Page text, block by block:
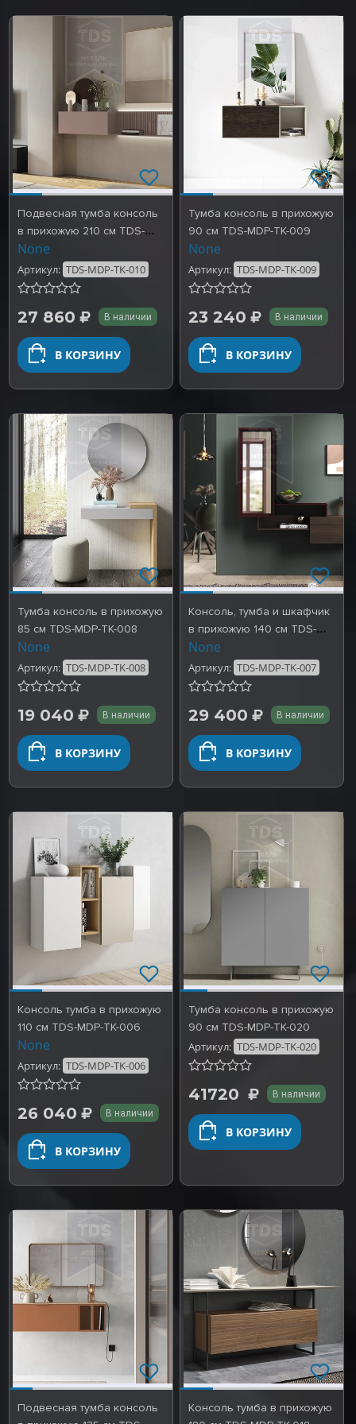
Подвесная тумба консоль
в прихожую 210 см TDS-
MDP-TK-010
None
Артикул: TDS-MDP-TK-010
27 860 В наличии
В КОРЗИНУ
Тумба консоль в прихожую
90 см TDS-MDP-TK-009
None
Артикул: TDS-MDP-TK-009
23 240 В наличии
В КОРЗИНУ
Тумба консоль в прихожую
85 см TDS-MDP-TK-008
None
Артикул: TDS-MDP-TK-008
19 040 В наличии
В КОРЗИНУ
Консоль, тумба и шкафчик
в прихожую 140 см TDS-
MDP-TK-007
None
Артикул: TDS-MDP-TK-007
29 400 В наличии
В КОРЗИНУ
Консоль тумба в прихожую
110 см TDS-MDP-TK-006
None
Артикул: TDS-MDP-TK-006
26 040 В наличии
В КОРЗИНУ
Тумба консоль в прихожую
90 см TDS-MDP-TK-020
Артикул: TDS-MDP-TK-020
41720 В наличии
В КОРЗИНУ
Подвесная тумба консоль
Консоль тумба в прихожую